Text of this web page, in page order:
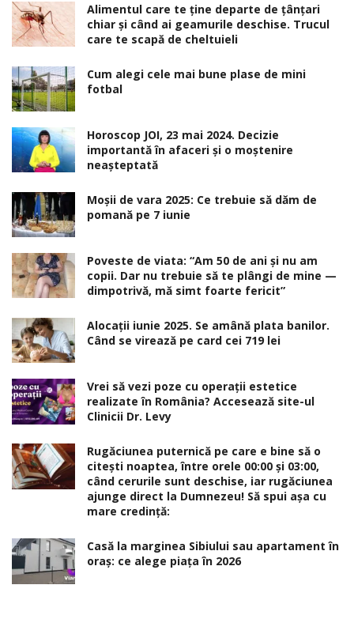
Alimentul care te ține departe de țânțari
chiar și când ai geamurile deschise. Trucul
care te scapă de cheltuieli
Cum alegi cele mai bune plase de mini
fotbal
Horoscop JOI, 23 mai 2024. Decizie
importantă în afaceri şi o moştenire
neaşteptată
Moșii de vara 2025: Ce trebuie să dăm de
pomană pe 7 iunie
Poveste de viata: “Am 50 de ani și nu am
copii. Dar nu trebuie să te plângi de mine —
dimpotrivă, mă simt foarte fericit”
Alocaţii iunie 2025. Se amână plata banilor.
Când se virează pe card cei 719 lei
Vrei să vezi poze cu operații estetice
realizate în România? Accesează site-ul
Clinicii Dr. Levy
Rugăciunea puternică pe care e bine să o
citești noaptea, între orele 00:00 și 03:00,
când cerurile sunt deschise, iar rugăciunea
ajunge direct la Dumnezeu! Să spui așa cu
mare credință:
Casă la marginea Sibiului sau apartament în
oraș: ce alege piața în 2026